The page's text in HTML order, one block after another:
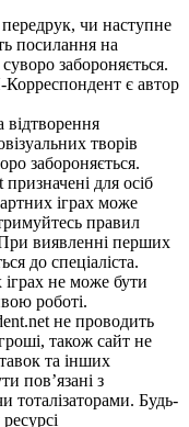
чи наступне
посилання на
забороняється.
Корреспондент є автор
відтворення
творів
забороняється.
для осіб
іграх може
правил
виявленні перших
до спеціаліста.
не може бути
роботі.
не проводить
також сайт не
та інших
пов’язані з
тоталізаторами. Будь-